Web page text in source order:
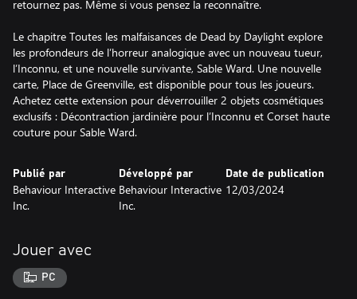
retournez pas. Même si vous pensez la reconnaître.
Le chapitre Toutes les malfaisances de Dead by Daylight explore
les profondeurs de l’horreur analogique avec un nouveau tueur,
l’Inconnu, et une nouvelle survivante, Sable Ward. Une nouvelle
carte, Place de Greenville, est disponible pour tous les joueurs.
Achetez cette extension pour déverrouiller 2 objets cosmétiques
exclusifs : Décontraction jardinière pour l’Inconnu et Corset haute
couture pour Sable Ward.
Publié par
Behaviour Interactive
Inc.
Développé par
Behaviour Interactive
Inc.
Date de publication
12/03/2024
Jouer avec
PC